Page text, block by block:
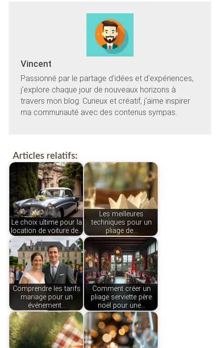
Vincent
Passionné par le partage d'idées et d'expériences,
j'explore chaque jour de nouveaux horizons à
travers mon blog. Curieux et créatif, j'aime inspirer
ma communauté avec des contenus sympas.
Articles relatifs:
Le choix ultime pour la
location de voiture de…
Les meilleures
techniques pour un
pliage de…
Comprendre les tarifs
mariage pour un
événement…
Comment créer un
pliage serviette père
noël pour une…